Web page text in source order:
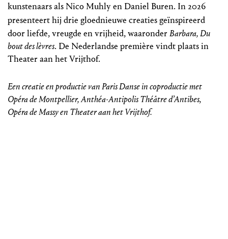
kunstenaars als Nico Muhly en Daniel Buren. In 2026
presenteert hij drie gloednieuwe creaties geïnspireerd
door liefde, vreugde en vrijheid, waaronder Barbara, Du
bout des lèvres. De Nederlandse première vindt plaats in
Theater aan het Vrijthof.
Een creatie en productie van Paris Danse in coproductie met
Opéra de Montpellier, Anthéa-Antipolis Théâtre d’Antibes,
Opéra de Massy en Theater aan het Vrijthof.